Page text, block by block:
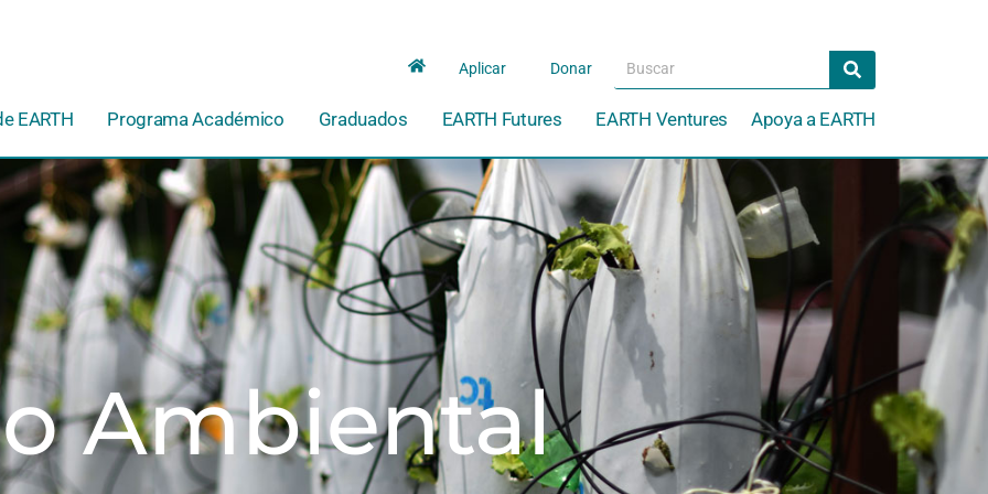
Aplicar Donar Search Search
EARTH Programa Académico Graduados EARTH Futures EARTH Ventures Apoya a EARTH
Ambiental